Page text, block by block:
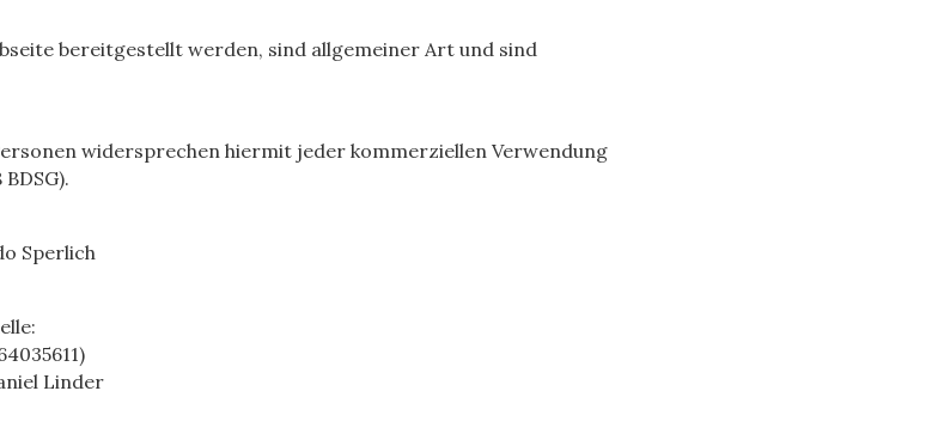
bereitgestellt werden, sind allgemeiner Art und sind
widersprechen hiermit jeder kommerziellen Verwendung
Sperlich
Linder